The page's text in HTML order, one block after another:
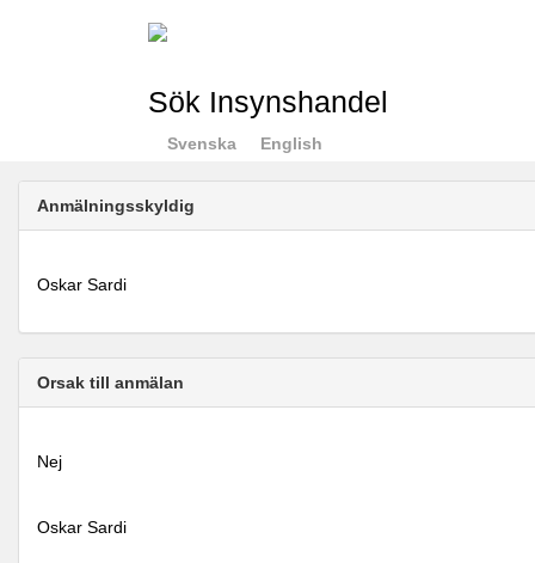
Sök Insynshandel
Svenska English
Anmälningsskyldig
Oskar Sardi
Orsak till anmälan
Nej
Oskar Sardi